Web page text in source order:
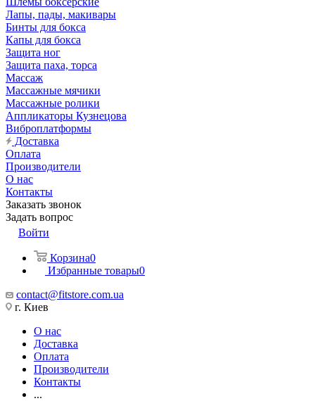
Лапы, пады, макивары
Бинты для бокса
Капы для бокса
Защита ног
Защита паха, торса
Массаж
Массажные мячики
Массажные ролики
Аппликаторы Кузнецова
Виброплатформы
Доставка
Оплата
Производители
О нас
Контакты
Заказать звонок
Задать вопрос
Войти
Корзина0
Избранные товары0
contact@fitstore.com.ua
г. Киев
О нас
Доставка
Оплата
Производители
Контакты
...